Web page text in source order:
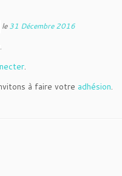
le31 Décembre 2016
.
à faire votre adhésion.